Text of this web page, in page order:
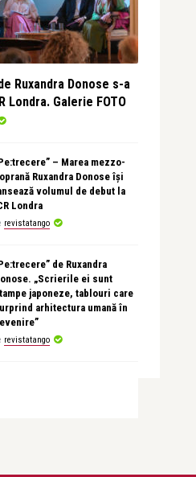
Ruxandra Donose s-a
Londra. Galerie FOTO
– Marea mezzo-
Ruxandra Donose își
volumul de debut la
Londra
revistatango
de Ruxandra
„Scrierile ei sunt
japoneze, tablouri care
arhitectura umană în
revistatango